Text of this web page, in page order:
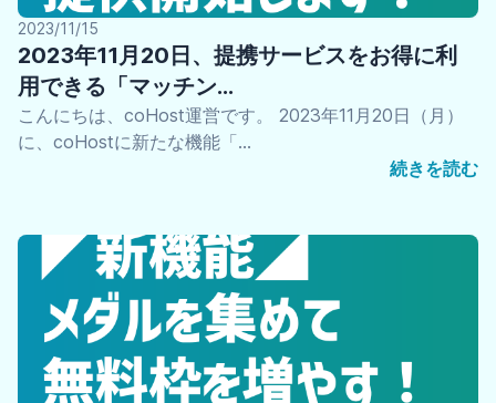
2023/11/15
2023年11月20日、提携サービスをお得に利
用できる「マッチン…
こんにちは、coHost運営です。 2023年11月20日（月）
に、coHostに新たな機能「…
続きを読む